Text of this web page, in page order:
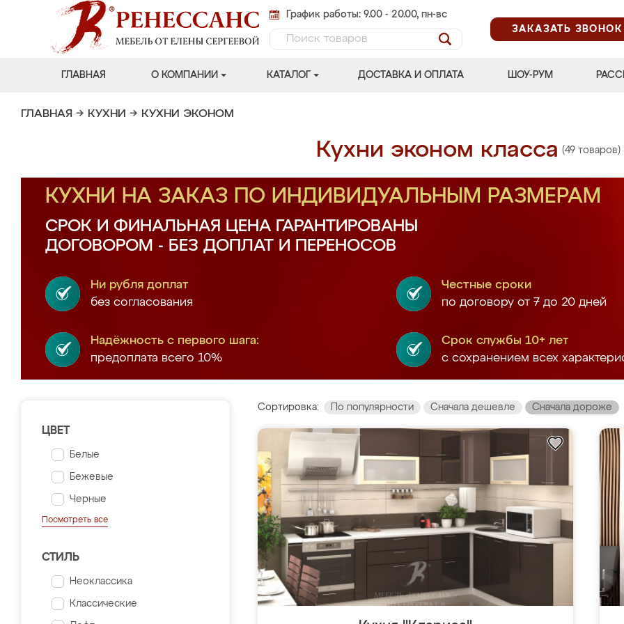
График работы: 9.00 - 20.00, пн-вс
ЗАКАЗАТЬ ЗВОНОК
ГЛАВНАЯ О КОМПАНИИ КАТАЛОГ ДОСТАВКА И ОПЛАТА ШОУ-РУМ
ГЛАВНАЯ → КУХНИ → КУХНИ ЭКОНОМ
Кухни эконом класса (49 товаров)
КУХНИ НА ЗАКАЗ ПО ИНДИВИДУАЛЬНЫМ РАЗМЕРАМ
СРОК И ФИНАЛЬНАЯ ЦЕНА ГАРАНТИРОВАНЫ
ДОГОВОРОМ - БЕЗ ДОПЛАТ И ПЕРЕНОСОВ
Ни рубля доплат
без согласования
Честные сроки
по договору от 7 до 20 дней
Надёжность с первого шага:
предоплата всего 10%
Срок службы 10+ лет
с сохранением всех
ЦВЕТ
Белые
Бежевые
Черные
Посмотреть все
СТИЛЬ
Неоклассика
Классические
Сортировка: По популярности Сначала дешевле Сначала дороже